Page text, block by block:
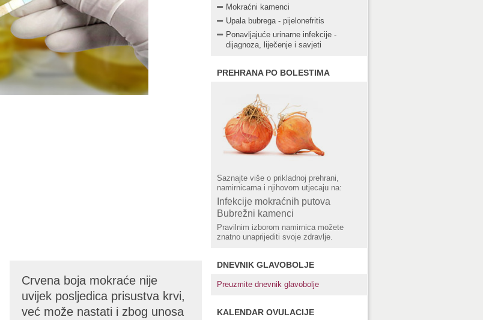
Crvena boja mokraće nije
uvijek posljedica prisustva krvi,
već može nastati i zbog unosa
Mokraćni kamenci
Upala bubrega - pijelonefritis
Ponavljajuće urinarne infekcije -
dijagnoza, liječenje i savjeti
PREHRANA PO BOLESTIMA
Saznajte više o prikladnoj prehrani,
namirnicama i njihovom utjecaju na:
Infekcije mokraćnih putova
Bubrežni kamenci
Pravilnim izborom namirnica možete
znatno unaprijediti svoje zdravlje.
DNEVNIK GLAVOBOLJE
Preuzmite dnevnik glavobolje
KALENDAR OVULACIJE